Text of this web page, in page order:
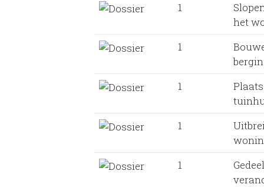
1
het
1
1
1
1